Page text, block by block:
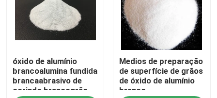
Casa
Produtos
Quem Somos
óxido de alumínio
brancoalumina fundida
brancaabrasivo de
corindo brancogrão
Medios de preparação
de superfície de grãos
de óxido de alumínio
branco